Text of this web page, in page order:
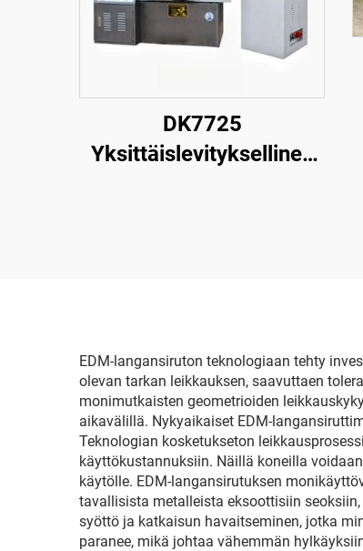
DK7725
Yksittäislevityksellinen
EDM-langansiruton teknologiaan tehty
olevan tarkan leikkauksen, saavuttaen
monimutkaisten geometrioiden
aikavälillä. Nykyaikaiset EDM-
Teknologian kosketukseton
käyttökustannuksiin. Näillä koneilla
käytölle. EDM-langansirutuksen
tavallisista metalleista eksoottisiin
syöttö ja katkaisun havaitseminen, jotka
paranee, mikä johtaa vähemmän